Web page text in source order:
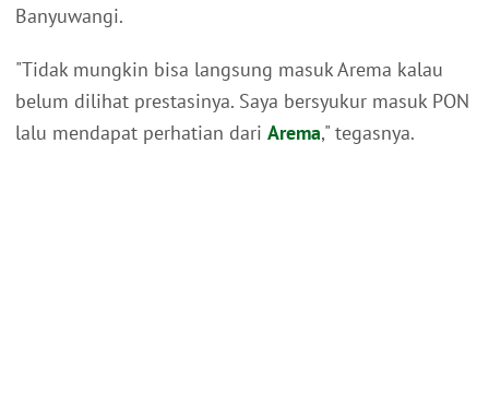
Banyuwangi.
"Tidak mungkin bisa langsung masuk Arema kalau
belum dilihat prestasinya. Saya bersyukur masuk PON
lalu mendapat perhatian dari Arema," tegasnya.